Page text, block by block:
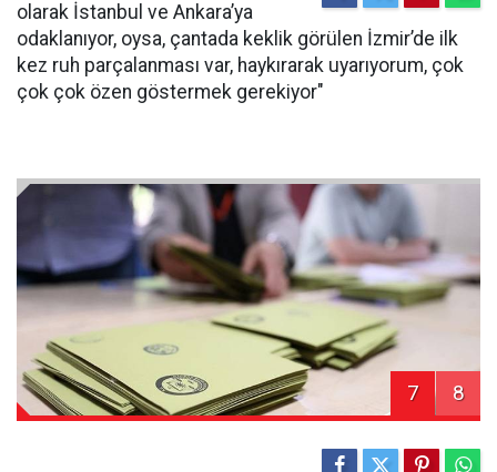
olarak İstanbul ve Ankara’ya
odaklanıyor, oysa, çantada keklik görülen İzmir’de ilk
kez ruh parçalanması var, haykırarak uyarıyorum, çok
çok çok özen göstermek gerekiyor"
7 8